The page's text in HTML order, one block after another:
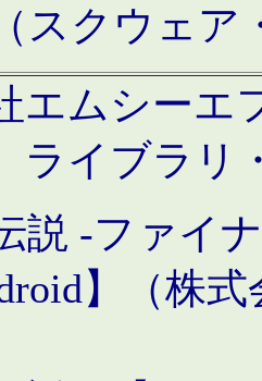
スクウェア
エムシーエ
ライブラリ
説 -ファイ
】（株